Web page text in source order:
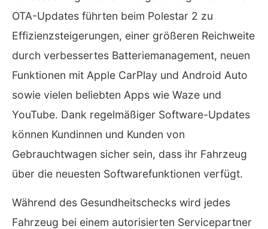
OTA-Updates führten beim Polestar 2 zu
Effizienzsteigerungen, einer größeren Reichweite
durch verbessertes Batteriemanagement, neuen
Funktionen mit Apple CarPlay und Android Auto
sowie vielen beliebten Apps wie Waze und
YouTube. Dank regelmäßiger Software-Updates
können Kundinnen und Kunden von
Gebrauchtwagen sicher sein, dass ihr Fahrzeug
über die neuesten Softwarefunktionen verfügt.
Während des Gesundheitschecks wird jedes
Fahrzeug bei einem autorisierten Servicepartner